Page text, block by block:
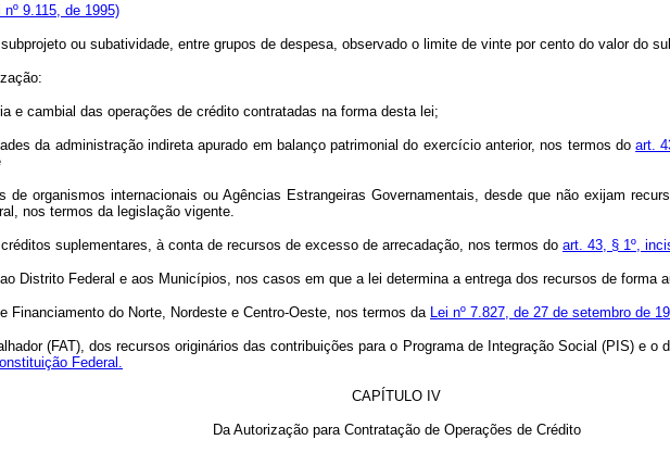
9.115, de 1995)
ou subatividade, entre grupos de despesa, observado o limite de vinte por cento do valor do
e cambial das operações de crédito contratadas na forma desta lei;
da administração indireta apurado em balanço patrimonial do exercício anterior, nos termos doart.
organismos internacionais ou Agências Estrangeiras Governamentais, desde que não exijam
nos termos da legislação vigente.
suplementares, à conta de recursos de excesso de arrecadação, nos termos do art. 43, § 1º,
Distrito Federal e aos Municípios, nos casos em que a lei determina a entrega dos recursos de forma
Financiamento do Norte, Nordeste e Centro-Oeste, nos termos da Lei nº 7.827, de 27 de setembro de
(FAT), dos recursos originários das contribuições para o Programa de Integração Social (PIS) e
Federal.
CAPÍTULO IV
Da Autorização para Contratação de Operações de Crédito